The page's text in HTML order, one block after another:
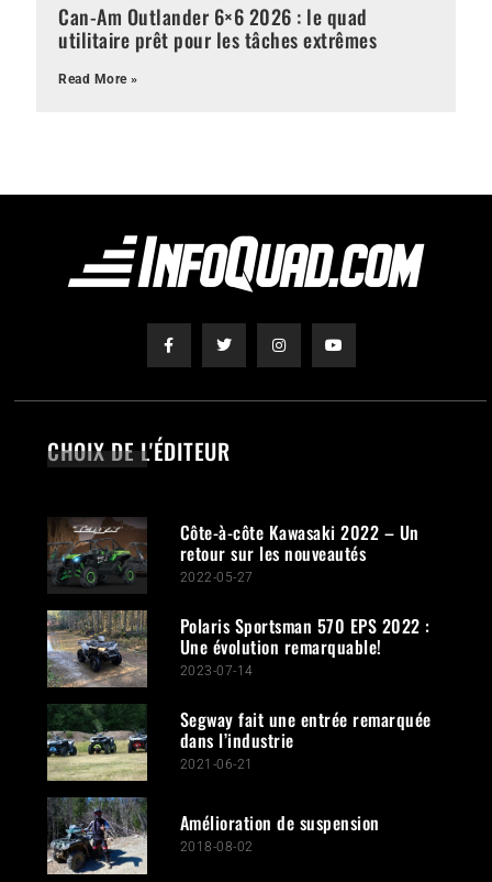
Can-Am Outlander 6×6 2026 : le quad
utilitaire prêt pour les tâches extrêmes
Read More »
CHOIX DE L'ÉDITEUR
Côte-à-côte Kawasaki 2022 – Un
retour sur les nouveautés
2022-05-27
Polaris Sportsman 570 EPS 2022 :
Une évolution remarquable!
2023-07-14
Segway fait une entrée remarquée
dans l’industrie
2021-06-21
Amélioration de suspension
2018-08-02